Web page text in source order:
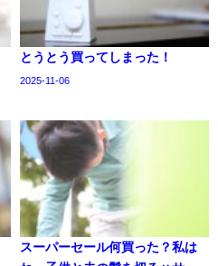
とうとう買ってしまった！
2025-11-06
スーパーセール何買った？私は